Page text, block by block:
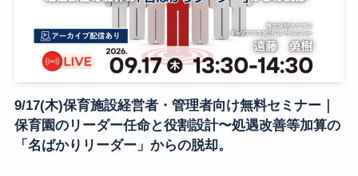
9/17(木)保育施設経営者・管理者向け無料セミナー｜
保育園のリーダー任命と役割設計〜処遇改善等加算の
「名ばかりリーダー」からの脱却。